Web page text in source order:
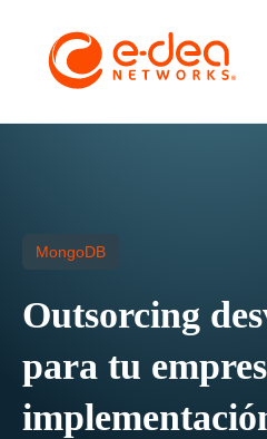
MongoDB
Outsorcing
para tu